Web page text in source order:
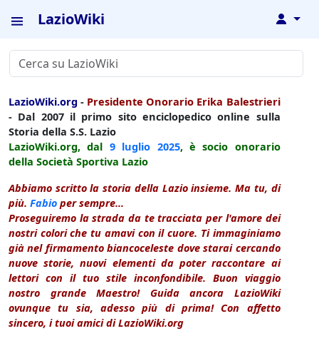
LazioWiki ↓
LazioWiki.org - Presidente Onorario Erika Balestrieri
- Dal 2007 il primo sito enciclopedico online sulla
Storia della S.S. Lazio
LazioWiki.org, dal 9 luglio 2025, è socio onorario
della Società Sportiva Lazio
Abbiamo scritto la storia della Lazio insieme. Ma tu, di
più. Fabio per sempre...
Proseguiremo la strada da te tracciata per l'amore dei
nostri colori che tu amavi con il cuore. Ti immaginiamo
già nel firmamento biancoceleste dove starai cercando
nuove storie, nuovi elementi da poter raccontare ai
lettori con il tuo stile inconfondibile. Buon viaggio
nostro grande Maestro! Guida ancora LazioWiki
ovunque tu sia, adesso più di prima! Con affetto
sincero, i tuoi amici di LazioWiki.org